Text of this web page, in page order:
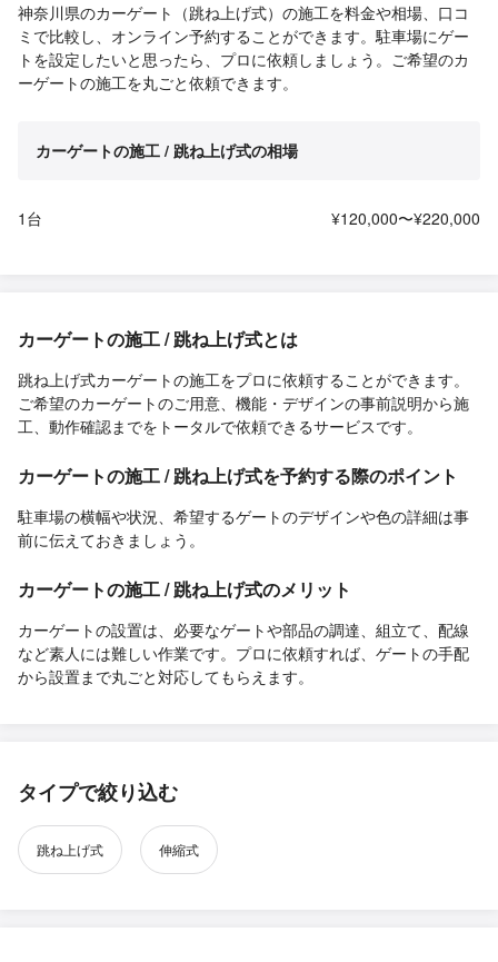
神奈川県のカーゲート（跳ね上げ式）の施工を料金や相場、口コ
ミで比較し、オンライン予約することができます。駐車場にゲー
トを設定したいと思ったら、プロに依頼しましょう。ご希望のカ
ーゲートの施工を丸ごと依頼できます。
カーゲートの施工 / 跳ね上げ式の相場
1台 ¥120,000〜¥220,000
カーゲートの施工 / 跳ね上げ式とは
跳ね上げ式カーゲートの施工をプロに依頼することができます。
ご希望のカーゲートのご用意、機能・デザインの事前説明から施
工、動作確認までをトータルで依頼できるサービスです。
カーゲートの施工 / 跳ね上げ式を予約する際のポイント
駐車場の横幅や状況、希望するゲートのデザインや色の詳細は事
前に伝えておきましょう。
カーゲートの施工 / 跳ね上げ式のメリット
カーゲートの設置は、必要なゲートや部品の調達、組立て、配線
など素人には難しい作業です。プロに依頼すれば、ゲートの手配
から設置まで丸ごと対応してもらえます。
タイプで絞り込む
跳ね上げ式 伸縮式